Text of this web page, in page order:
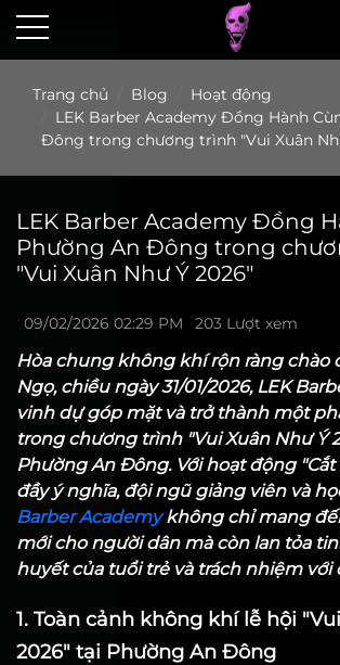
Trang chủ Blog
Hoạt động
LEK Barber Academy Đồng Hành
Đông trong chương trình "Vui Xuân
LEK Barber Academy Đồng
Phường An Đông trong
"Vui Xuân Như Ý 2026"
09/02/2026 02:29 PM 203 Lượt xem
Hòa chung không khí rộn ràng chào
Ngọ, chiều ngày 31/01/2026, LEK
vinh dự góp mặt và trở thành một
trong chương trình "Vui Xuân Như Ý
Phường An Đông. Với hoạt động
đầy ý nghĩa, đội ngũ giảng viên và
Barber Academykhông chỉ mang
mới cho người dân mà còn lan tỏa
huyết của tuổi trẻ và trách nhiệm với
1. Toàn cảnh không khí lễ hội
2026" tại Phường An Đông